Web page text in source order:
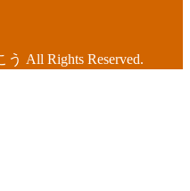
All Rights Reserved.